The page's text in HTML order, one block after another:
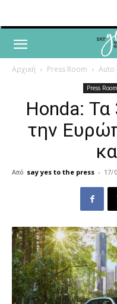
Αρχική Press Room Auto
Press Room
Honda: Τα
την
Από say yes to the press - 17/